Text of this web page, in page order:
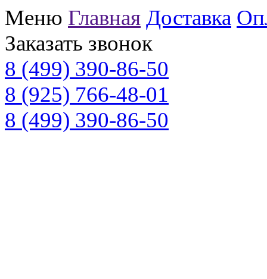
Меню Главная Доставка
Заказать звонок
8 (499) 390-86-50
8 (925) 766-48-01
8 (499) 390-86-50